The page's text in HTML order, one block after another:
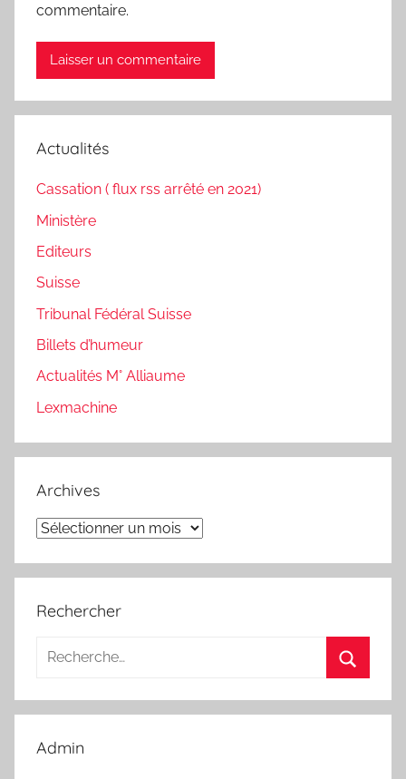
commentaire.
Actualités
Cassation ( flux rss arrêté en 2021)
Ministère
Editeurs
Suisse
Tribunal Fédéral Suisse
Billets d’humeur
Actualités M° Alliaume
Lexmachine
Archives
Archives
Rechercher
Recherche
:
Admin